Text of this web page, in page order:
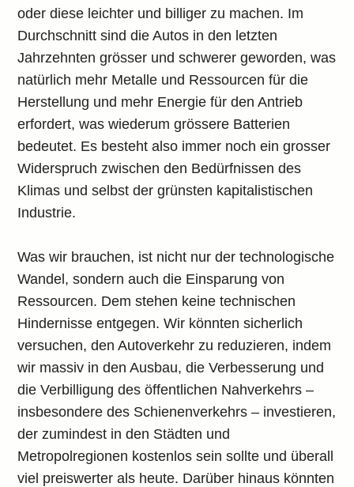
oder diese leichter und billiger zu machen. Im
Durchschnitt sind die Autos in den letzten
Jahrzehnten grösser und schwerer geworden, was
natürlich mehr Metalle und Ressourcen für die
Herstellung und mehr Energie für den Antrieb
erfordert, was wiederum grössere Batterien
bedeutet. Es besteht also immer noch ein grosser
Widerspruch zwischen den Bedürfnissen des
Klimas und selbst der grünsten kapitalistischen
Industrie.
Was wir brauchen, ist nicht nur der technologische
Wandel, sondern auch die Einsparung von
Ressourcen. Dem stehen keine technischen
Hindernisse entgegen. Wir könnten sicherlich
versuchen, den Autoverkehr zu reduzieren, indem
wir massiv in den Ausbau, die Verbesserung und
die Verbilligung des öffentlichen Nahverkehrs –
insbesondere des Schienenverkehrs – investieren,
der zumindest in den Städten und
Metropolregionen kostenlos sein sollte und überall
viel preiswerter als heute. Darüber hinaus könnten